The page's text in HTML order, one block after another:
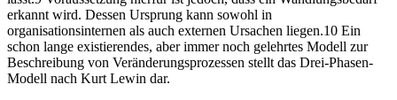
erkannt wird. Dessen Ursprung kann sowohl in
organisationsinternen als auch externen Ursachen liegen.10 Ein
schon lange existierendes, aber immer noch gelehrtes Modell zur
Beschreibung von Veränderungsprozessen stellt das Drei-Phasen-
Modell nach Kurt Lewin dar.